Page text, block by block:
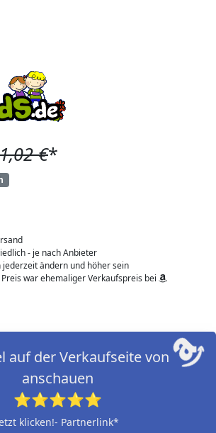
€*
- je nach Anbieter
ändern und höher sein
war ehemaliger Verkaufspreis bei
auf der Verkaufseite von
anschauen
⭐⭐⭐⭐⭐
klicken!- Partnerlink*